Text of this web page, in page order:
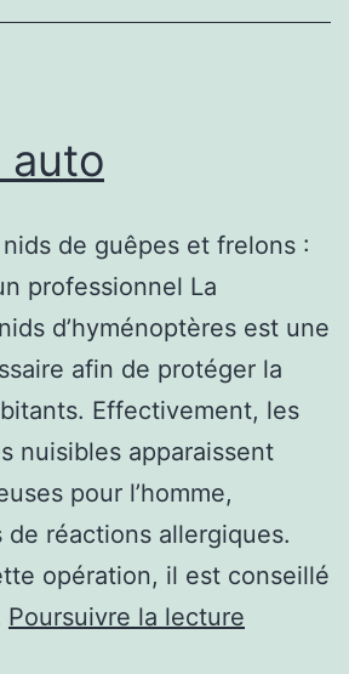
auto
de guêpes et frelons :
professionnel La
d’hyménoptères est une
afin de protéger la
Effectivement, les
nuisibles apparaissent
pour l’homme,
de réactions allergiques.
opération, il est conseillé
Poursuivre la lecture